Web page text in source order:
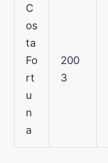
C
os
ta
Fo
rt
u
n
a
200
3